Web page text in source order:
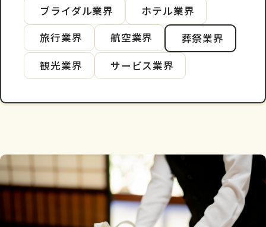
ブライダル業界
ホテル業界
旅行業界
航空業界
葬祭業界
観光業界
サービス業界